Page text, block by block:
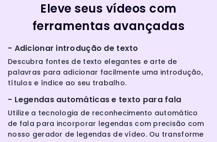
Eleve seus vídeos com
ferramentas avançadas
- Adicionar introdução de texto
Descubra fontes de texto elegantes e arte de
palavras para adicionar facilmente uma introdução,
títulos e índice ao seu trabalho.
- Legendas automáticas e texto para fala
Utilize a tecnologia de reconhecimento automático
de fala para incorporar legendas com precisão com
nosso gerador de legendas de vídeo. Ou transforme